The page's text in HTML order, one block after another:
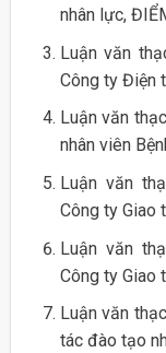
nhân lực,
Luận văn
Công ty Điện
Luận văn
nhân viên
Luận văn
Công ty Giao
Luận văn
Công ty Giao
Luận văn
tác đào tạo